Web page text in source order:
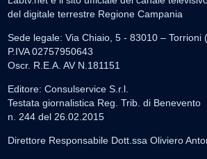
del digitale terrestre Regione Campania
Sede legale: Via Chiaio, 5 - 83010 – Torrioni
P.IVA 02757950643
Oscr. R.E.A. AV N.181151
Editore: Consulservice S.r.l.
Testata giornalistica Reg. Trib. di Benevento
n. 244 del 26.02.2015
Direttore Responsabile Dott.ssa Oliviero